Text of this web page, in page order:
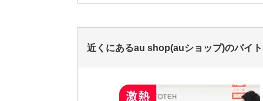
近くにあるau shop(auショップ)のバイ